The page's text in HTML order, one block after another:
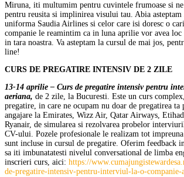
Miruna, iti multumim pentru cuvintele frumoase si
pentru reusita si implinirea visului tau. Abia asteptam
uniforma Saudia Airlines si celor care isi doresc o
companie le reamintim ca in luna aprilie vor avea
in tara noastra. Va asteptam la cursul de mai jos,
line!
CURS DE PREGATIRE INTENSIV DE 2 ZILE
13-14 aprilie – Curs de pregatire intensiv pentru
aeriana, de 2 zile, la Bucuresti. Este un curs
pregatire, in care ne ocupam nu doar de pregatirea
angajare la Emirates, Wizz Air, Qatar Airways,
Ryanair, de simularea si rezolvarea probelor
CV-ului. Pozele profesionale le realizam tot
sunt incluse in cursul de pregatire. Oferim feedback
sa iti imbunatatesti nivelul conversational de limba
inscrieri curs, aici: https://
de-pregatire-intensiv-pentru-interviul-la-o-companie-